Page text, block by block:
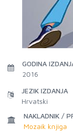
GODINA
2016
JEZIK IZDANJA
Hrvatski
NAKLADNIK /
Mozaik knjiga